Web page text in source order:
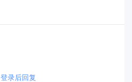
登录后回复